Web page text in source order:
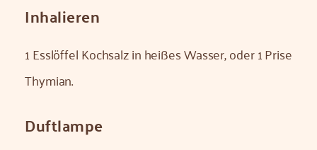
Inhalieren
1 Esslöffel Kochsalz in heißes Wasser, oder 1 Prise
Thymian.
Duftlampe